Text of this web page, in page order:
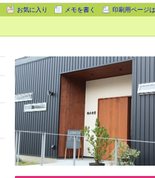
お気に入り メモを書く 印刷用ページ